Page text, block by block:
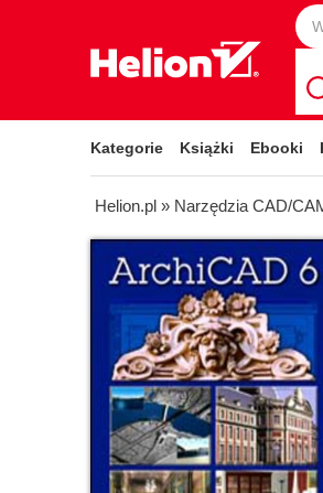
Kategorie Książki Ebooki
Helion.pl » Narzędzia CAD/